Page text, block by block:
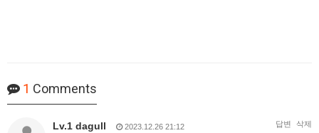
1 Comments
Lv.1 dagull 2023.12.26 21:12 답변 삭제